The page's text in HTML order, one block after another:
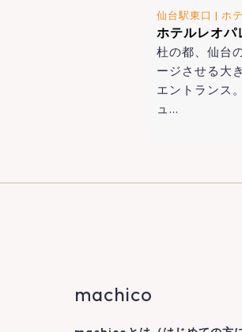
仙台駅東口 | ホ
ホテルレオパ
杜の都、仙台
ージさせる大
エントランス
ュ…
machico